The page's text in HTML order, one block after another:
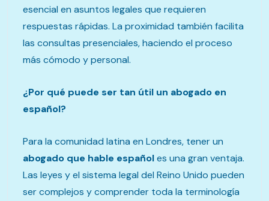
esencial en asuntos legales que requieren
respuestas rápidas. La proximidad también facilita
las consultas presenciales, haciendo el proceso
más cómodo y personal.
¿Por qué puede ser tan útil un abogado en
español?
Para la comunidad latina en Londres, tener un
abogado que hable españoles una gran ventaja.
Las leyes y el sistema legal del Reino Unido pueden
ser complejos y comprender toda la terminología